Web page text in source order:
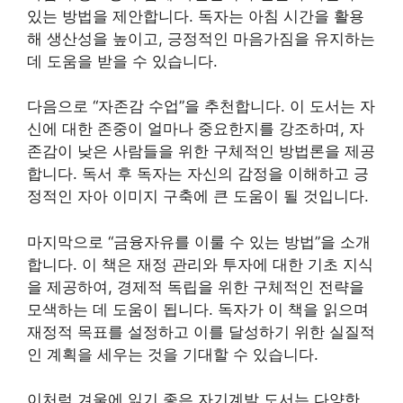
있는 방법을 제안합니다. 독자는 아침 시간을 활용
해 생산성을 높이고, 긍정적인 마음가짐을 유지하는
데 도움을 받을 수 있습니다.
다음으로 “자존감 수업”을 추천합니다. 이 도서는 자
신에 대한 존중이 얼마나 중요한지를 강조하며, 자
존감이 낮은 사람들을 위한 구체적인 방법론을 제공
합니다. 독서 후 독자는 자신의 감정을 이해하고 긍
정적인 자아 이미지 구축에 큰 도움이 될 것입니다.
마지막으로 “금융자유를 이룰 수 있는 방법”을 소개
합니다. 이 책은 재정 관리와 투자에 대한 기초 지식
을 제공하여, 경제적 독립을 위한 구체적인 전략을
모색하는 데 도움이 됩니다. 독자가 이 책을 읽으며
재정적 목표를 설정하고 이를 달성하기 위한 실질적
인 계획을 세우는 것을 기대할 수 있습니다.